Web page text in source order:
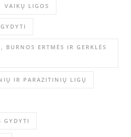
VAIKŲ LIGOS
BURNOS ERTMĖS IR GERKLĖS
IR PARAZITINIŲ LIGŲ
GYDYTI